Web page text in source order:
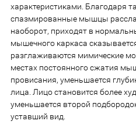
характеристиками. Благодаря
спазмированные мышцы
наоборот, приходят в
мышечного каркаса
разглаживаются мимические
местах постоянного сжатия
провисания, уменьшается
лица. Лицо становится более
уменьшается второй
уставший вид.